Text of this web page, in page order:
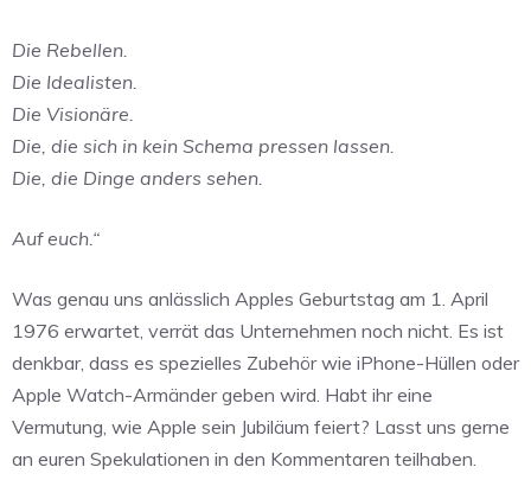
Die Rebellen.
Die Idealisten.
Die Visionäre.
Die, die sich in kein Schema pressen lassen.
Die, die Dinge anders sehen.
Auf euch.“
Was genau uns anlässlich Apples Geburtstag am 1. April
1976 erwartet, verrät das Unternehmen noch nicht. Es ist
denkbar, dass es spezielles Zubehör wie iPhone-Hüllen oder
Apple Watch-Armänder geben wird. Habt ihr eine
Vermutung, wie Apple sein Jubiläum feiert? Lasst uns gerne
an euren Spekulationen in den Kommentaren teilhaben.